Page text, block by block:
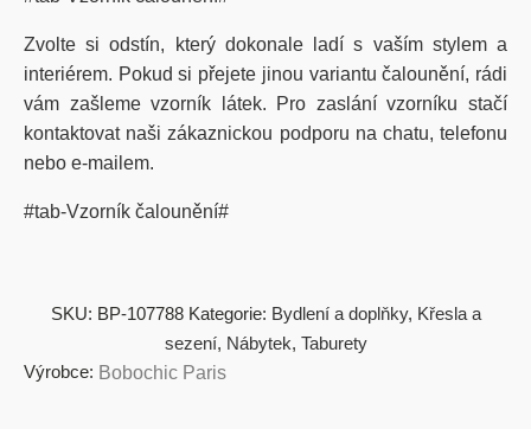
Zvolte si odstín, který dokonale ladí s vaším stylem a
interiérem. Pokud si přejete jinou variantu čalounění, rádi
vám zašleme vzorník látek. Pro zaslání vzorníku stačí
kontaktovat naši zákaznickou podporu na chatu, telefonu
nebo e-mailem.
#tab-Vzorník čalounění#
SKU: BP-107788 Kategorie: Bydlení a doplňky, Křesla a
sezení, Nábytek, Taburety
Výrobce: Bobochic Paris